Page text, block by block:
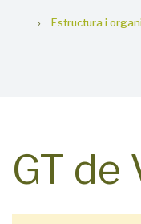
Estructura i
GT de